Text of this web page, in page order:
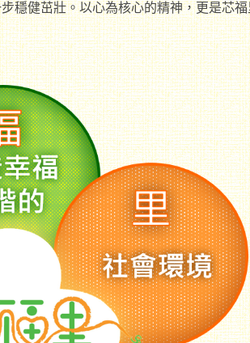
穩健茁壯。以心為核心的精神，更是芯